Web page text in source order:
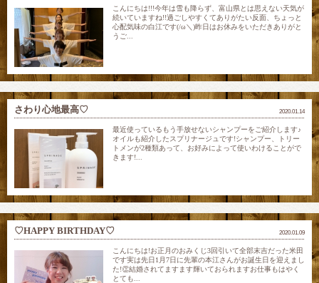
こんにちは!!!今年は雪も降らず、富山県とは思えない天気が
続いていますね!!過ごしやすくてありがたい反面、ちょっと
心配気味の白江です(/ω＼)昨日はお休みをいただきありがと
うご...
2020.01.14
さわり心地最高♡
最近使っているもう手放せないシャンプーをご紹介します♪
オイルも紹介したスプリナージュです!シャンプー、トリー
トメンが2種類あって、お好みによって使いわけることがで
きます!...
2020.01.09
♡HAPPY BIRTHDAY♡
こんにちは!お正月のおみくじ3回引いて全部末吉だった米田
です実は先日1月7日に先輩の本江さんがお誕生日を迎えまし
た!👏結婚されてますます輝いておられますお仕事もはやく
とても...